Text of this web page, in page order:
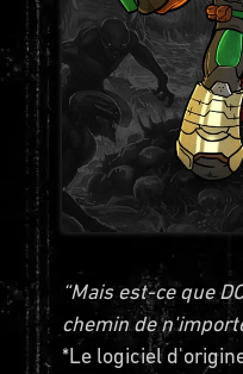
“Mais est-ce que
chemin de
*Le logiciel